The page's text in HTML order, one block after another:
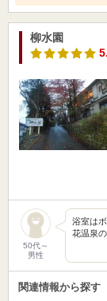
柳水園
50代～
男性
浴室は
花温泉
関連情報から探す